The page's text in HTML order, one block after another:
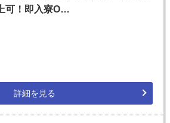
上可！即入寮O…
詳細を見る